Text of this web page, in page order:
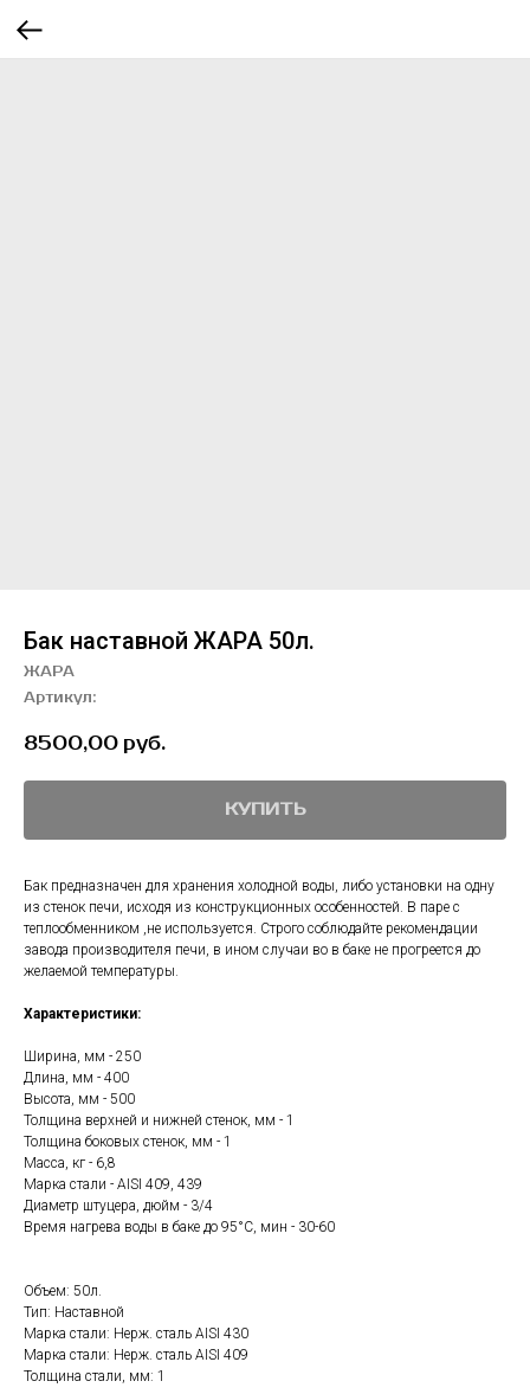
Бак наставной ЖАРА 50л.
ЖАРА
Артикул:
8500,00 руб.
КУПИТЬ
Бак предназначен для хранения холодной воды, либо установки на одну
из стенок печи, исходя из конструкционных особенностей. В паре с
теплообменником ,не используется. Строго соблюдайте рекомендации
завода производителя печи, в ином случаи во в баке не прогреется до
желаемой температуры.
Характеристики:
Ширина, мм - 250
Длина, мм - 400
Высота, мм - 500
Толщина верхней и нижней стенок, мм - 1
Толщина боковых стенок, мм - 1
Масса, кг - 6,8
Марка стали - AISI 409, 439
Диаметр штуцера, дюйм - 3/4
Время нагрева воды в баке до 95°С, мин - 30-60
Объем: 50л.
Тип: Наставной
Марка стали: Нерж. сталь AISI 430
Марка стали: Нерж. сталь AISI 409
Толщина стали, мм: 1